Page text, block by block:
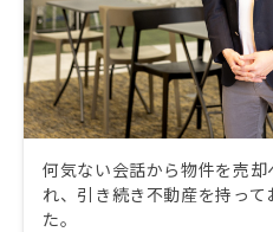
何気ない会話から物件を売
れ、引き続き不動産を持っ
た。